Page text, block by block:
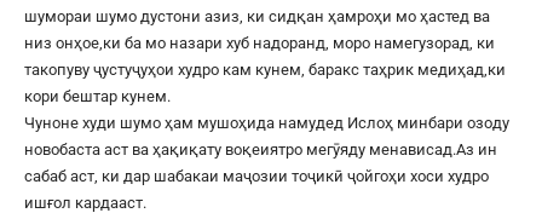
шумораи шумо дустони азиз, ки сидқан ҳамроҳи мо ҳастед ва
низ онҳое,ки ба мо назари хуб надоранд, моро намегузорад, ки
такопуву ҷустуҷуҳои худро кам кунем, баракс таҳрик медиҳад,ки
кори бештар кунем.
Чуноне худи шумо ҳам мушоҳида намудед Ислоҳ минбари озоду
новобаста аст ва ҳақиқату воқеиятро мегӯяду менависад.Аз ин
сабаб аст, ки дар шабакаи маҷозии тоҷикӣ ҷойгоҳи хоси худро
ишғол кардааст.